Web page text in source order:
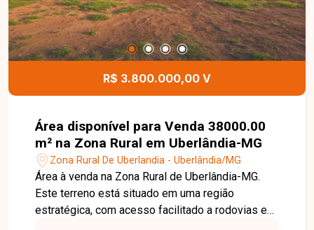
Entre em contato para mais informações e
agende uma visita!
R$ 3.800.000,00 V
Área disponível para Venda 38000.00
m² na Zona Rural em Uberlândia-MG
Zona Rural De Uberlandia - Uberlândia/MG
Área à venda na Zona Rural de Uberlândia-MG.
Este terreno está situado em uma região
estratégica, com acesso facilitado a rodovias e